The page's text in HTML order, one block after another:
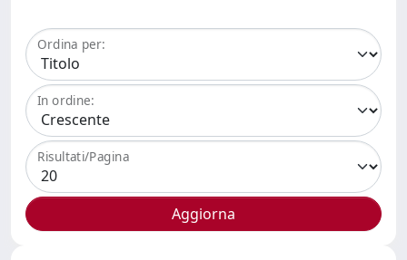
Ordina per:
In ordine:
Risultati/Pagina